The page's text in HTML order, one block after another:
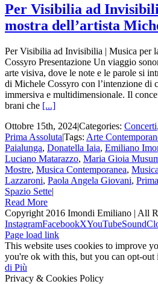
Per Visibilia ad
mostra dell’artista
Per Visibilia ad Invisibilia | Musica per
Cossyro Presentazione Un viaggio
arte visiva, dove le note e le parole si
di Michele Cossyro con l’intenzione di
immersiva e multidimensionale. Il
brani che [...]
Ottobre 15th, 2024|Categories: Concerti,
Prima Assoluta|Tags: Arte
Paialunga, Donatella Iaia, Emiliano
Luciano Matarazzo, Maria Gioia
Mostre, Musica Contemporanea,
Lazzaroni, Paola Angela Giovani,
Spazio Sette|
Read More
Copyright 2016 Imondi Emiliano | All
InstagramFacebookXYouTube
Page load link
This website uses cookies to improve
you're ok with this, but you can opt-out
di Più
Privacy & Cookies Policy